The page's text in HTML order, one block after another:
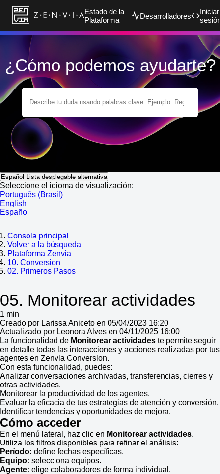
Estado de la
Plataforma
Desarrolladores
Iniciar
¿Cómo podemos ayudarte?
Español Lista desplegable alternativa
Seleccione el idioma de visualización:
Português (Brasil)
English
Español
Consola principal
Volver a la búsqueda
Plataforma Zenvia
10. Conversion
02. Primeros Pasos
05. Monitorear actividades
1 min
Creado por Larissa Aniceto en 05/04/2023 16:20
Actualizado por Leonora Alves en 04/11/2025 16:00
La funcionalidad de Monitorear actividades te permite seguir
en detalle todas las interacciones y acciones realizadas por tus
agentes en Zenvia Conversion.
Con esta funcionalidad, puedes:
Analizar conversaciones archivadas, transferencias, cierres y
otras actividades.
Monitorear la productividad de los agentes.
Evaluar la eficacia de tus estrategias de atención y conversión.
Identificar tendencias y oportunidades de mejora.
Cómo acceder
En el menú lateral, haz clic en Monitorear actividades.
Utiliza los filtros disponibles para refinar el análisis:
Período: define fechas específicas.
Equipo: selecciona equipos.
Agente: elige colaboradores de forma individual.